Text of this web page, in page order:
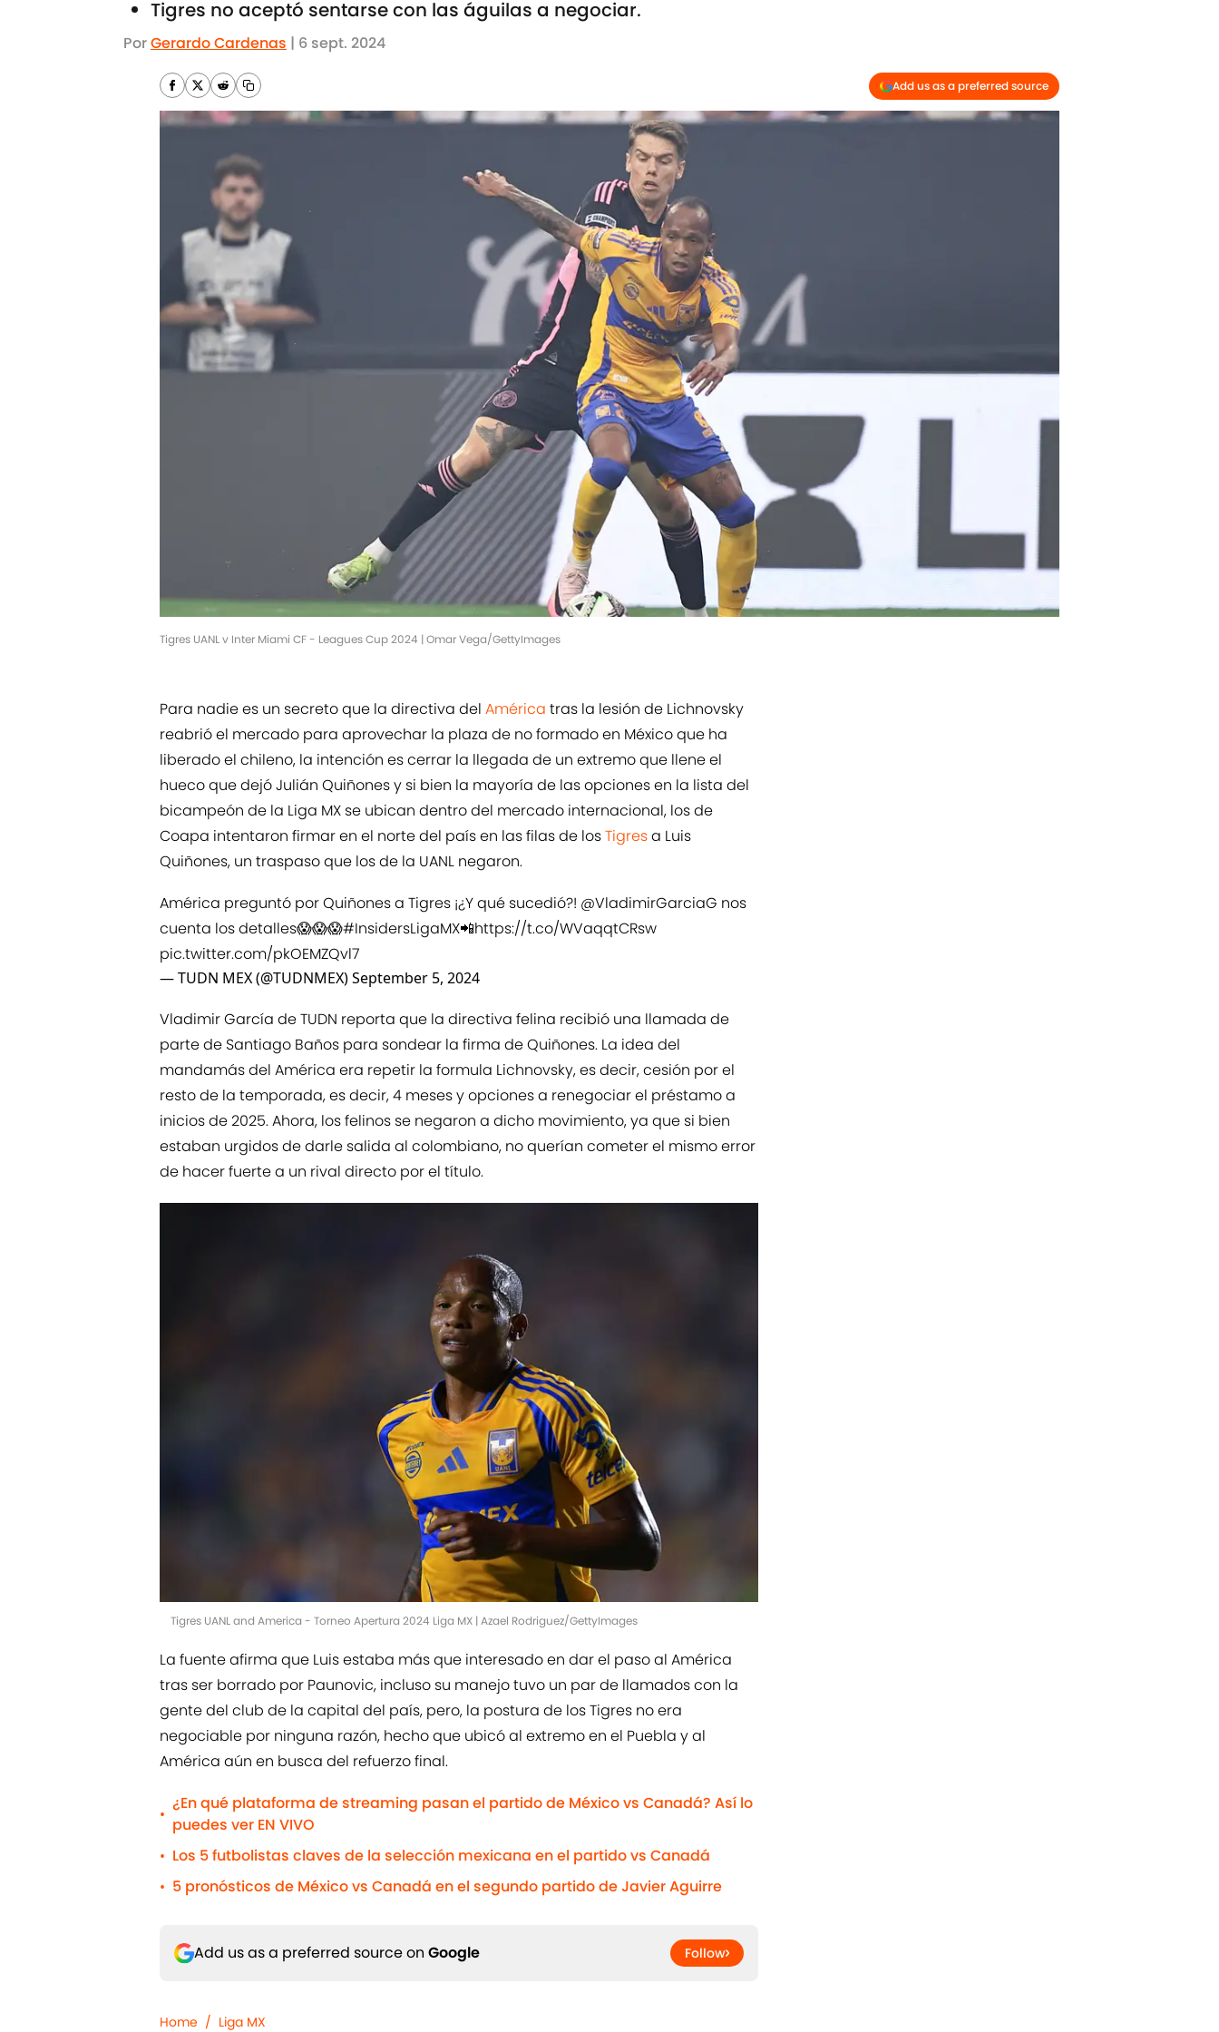
Tigres no aceptó sentarse con las águilas a negociar.
PorGerardo Cardenas | 6 sept. 2024
Add us as a preferred source
Tigres UANL v Inter Miami CF - Leagues Cup 2024 | Omar Vega/GettyImages
Para nadie es un secreto que la directiva del América tras la lesión de Lichnovsky
reabrió el mercado para aprovechar la plaza de no formado en México que ha
liberado el chileno, la intención es cerrar la llegada de un extremo que llene el
hueco que dejó Julián Quiñones y si bien la mayoría de las opciones en la lista del
bicampeón de la Liga MX se ubican dentro del mercado internacional, los de
Coapa intentaron firmar en el norte del país en las filas de losTigresa Luis
Quiñones, un traspaso que los de la UANL negaron.
América preguntó por Quiñones a Tigres ¡¿Y qué sucedió?! @VladimirGarciaG nos
cuenta los detalles😱😱😱#InsidersLigaMX📲https://t.co/WVaqqtCRsw
pic.twitter.com/pkOEMZQvl7
— TUDN MEX (@TUDNMEX)September 5, 2024
Vladimir García de TUDN reporta que la directiva felina recibió una llamada de
parte de Santiago Baños para sondear la firma de Quiñones. La idea del
mandamás del América era repetir la formula Lichnovsky, es decir, cesión por el
resto de la temporada, es decir, 4 meses y opciones a renegociar el préstamo a
inicios de 2025. Ahora, los felinos se negaron a dicho movimiento, ya que si bien
estaban urgidos de darle salida al colombiano, no querían cometer el mismo error
de hacer fuerte a un rival directo por el título.
Tigres UANL and America - Torneo Apertura 2024 Liga MX | Azael Rodriguez/GettyImages
La fuente afirma que Luis estaba más que interesado en dar el paso al América
tras ser borrado por Paunovic, incluso su manejo tuvo un par de llamados con la
gente del club de la capital del país, pero, la postura de los Tigres no era
negociable por ninguna razón, hecho que ubicó al extremo en el Puebla y al
América aún en busca del refuerzo final.
•
¿En qué plataforma de streaming pasan el partido de México vs Canadá? Así lo
puedes ver EN VIVO
• Los 5 futbolistas claves de la selección mexicana en el partido vs Canadá
• 5 pronósticos de México vs Canadá en el segundo partido de Javier Aguirre
Add us as a preferred source on Google Follow
Home / Liga MX